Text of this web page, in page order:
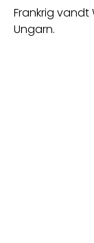
Frankrig vandt
Ungarn.